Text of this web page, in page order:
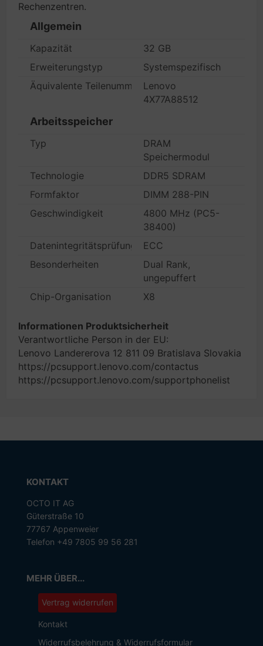
Rechenzentren.
Allgemein
Kapazität
32 GB
Erweiterungstyp
Systemspezifisch
Äquivalente Teilenummer OEM-Hersteller
Lenovo
4X77A88512
Arbeitsspeicher
Typ
DRAM
Speichermodul
Technologie
DDR5 SDRAM
Formfaktor
DIMM 288-PIN
Geschwindigkeit
4800 MHz (PC5-
38400)
Datenintegritätsprüfung
ECC
Besonderheiten
Dual Rank,
ungepuffert
Chip-Organisation
X8
Informationen Produktsicherheit
Verantwortliche Person in der EU:
Lenovo Landererova 12 811 09 Bratislava Slovakia
https://pcsupport.lenovo.com/contactus
https://pcsupport.lenovo.com/supportphonelist
KONTAKT
OCTO IT AG
Güterstraße 10
77767 Appenweier
Telefon +49 7805 99 56 281
MEHR ÜBER...
Vertrag widerrufen
Kontakt
Widerrufsbelehrung & Widerrufsformular